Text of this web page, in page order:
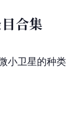
目合集
小卫星的种类